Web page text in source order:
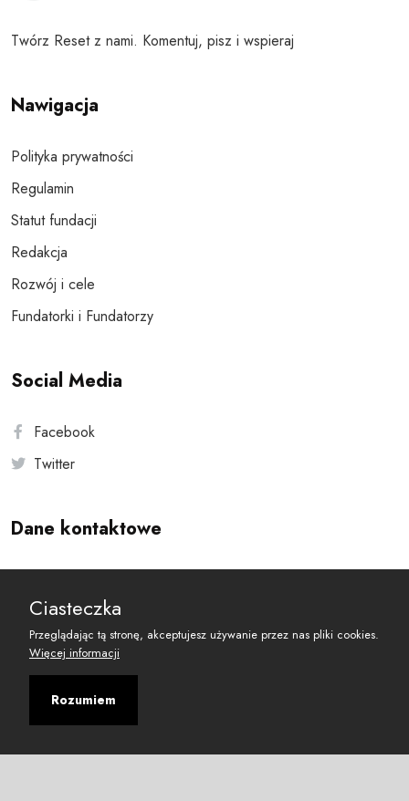
Twórz Reset z nami. Komentuj, pisz i wspieraj
Nawigacja
Polityka prywatności
Regulamin
Statut fundacji
Redakcja
Rozwój i cele
Fundatorki i Fundatorzy
Social Media
Facebook
Twitter
Dane kontaktowe
reset@resetobywatelski.pl
Ciasteczka
Przeglądając tą stronę, akceptujesz używanie przez nas pliki cookies.
Więcej informacji
Rozumiem